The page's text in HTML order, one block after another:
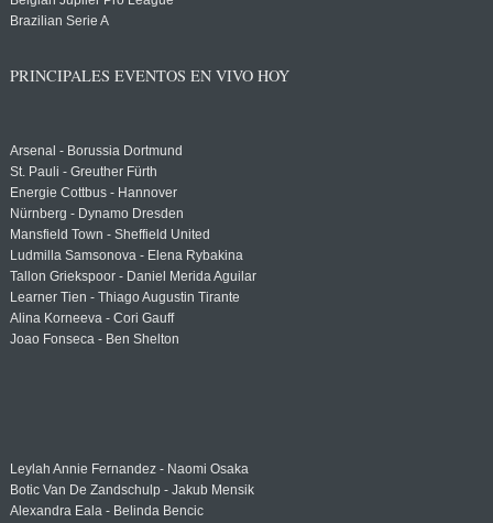
Brazilian Serie A
PRINCIPALES EVENTOS EN VIVO HOY
Arsenal - Borussia Dortmund
St. Pauli - Greuther Fürth
Energie Cottbus - Hannover
Nürnberg - Dynamo Dresden
Mansfield Town - Sheffield United
Ludmilla Samsonova - Elena Rybakina
Tallon Griekspoor - Daniel Merida Aguilar
Learner Tien - Thiago Augustin Tirante
Alina Korneeva - Cori Gauff
Joao Fonseca - Ben Shelton
Leylah Annie Fernandez - Naomi Osaka
Botic Van De Zandschulp - Jakub Mensik
Alexandra Eala - Belinda Bencic